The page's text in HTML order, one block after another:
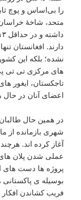
را بی‌اساس و پوچ
دارند. افغانستان
نشده؛ بلکه این
های مرکزی تی تی
تاجکستان، ایغور
اعضای آنان در حال
در همین حال
شهری بازمانده از
آغاز کرده اند.
عملی شدن پلان
پروژه ها دست های
فریب کشاندن